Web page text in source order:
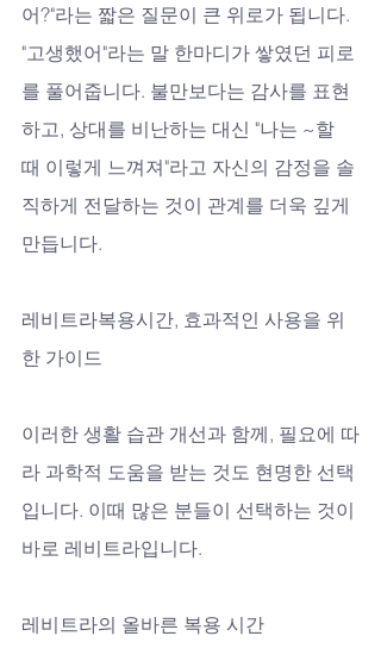
어?"라는 짧은 질문이 큰 위로가 됩니다.
"고생했어"라는 말 한마디가 쌓였던 피로
를 풀어줍니다. 불만보다는 감사를 표현
하고, 상대를 비난하는 대신 "나는 ~할
때 이렇게 느껴져"라고 자신의 감정을 솔
직하게 전달하는 것이 관계를 더욱 깊게
만듭니다.
레비트라복용시간, 효과적인 사용을 위
한 가이드
이러한 생활 습관 개선과 함께, 필요에 따
라 과학적 도움을 받는 것도 현명한 선택
입니다. 이때 많은 분들이 선택하는 것이
바로 레비트라입니다.
레비트라의 올바른 복용 시간